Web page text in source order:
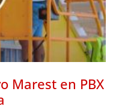
Marest en PBX